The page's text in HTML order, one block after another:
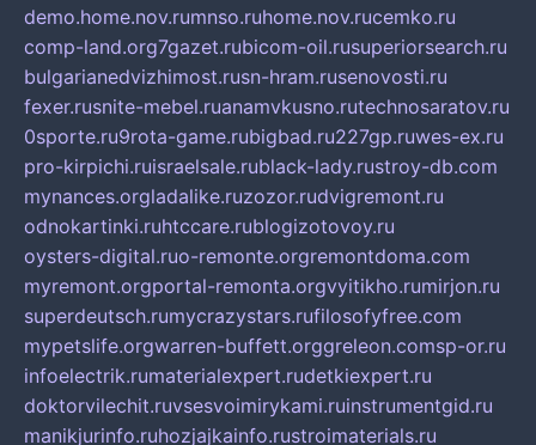
demo.home.nov.rumnso.ruhome.nov.rucemko.ru
comp-land.org7gazet.rubicom-oil.rusuperiorsearch.ru
bulgarianedvizhimost.rusn-hram.rusenovosti.ru
fexer.rusnite-mebel.ruanamvkusno.rutechnosaratov.ru
0sporte.ru9rota-game.rubigbad.ru227gp.ruwes-ex.ru
pro-kirpichi.ruisraelsale.rublack-lady.rustroy-db.com
mynances.orgladalike.ruzozor.rudvigremont.ru
odnokartinki.ruhtccare.rublogizotovoy.ru
oysters-digital.ruo-remonte.orgremontdoma.com
myremont.orgportal-remonta.orgvyitikho.rumirjon.ru
superdeutsch.rumycrazystars.rufilosofyfree.com
mypetslife.orgwarren-buffett.orggreleon.comsp-or.ru
infoelectrik.rumaterialexpert.rudetkiexpert.ru
doktorvilechit.ruvsesvoimirykami.ruinstrumentgid.ru
manikjurinfo.ruhozjajkainfo.rustroimaterials.ru